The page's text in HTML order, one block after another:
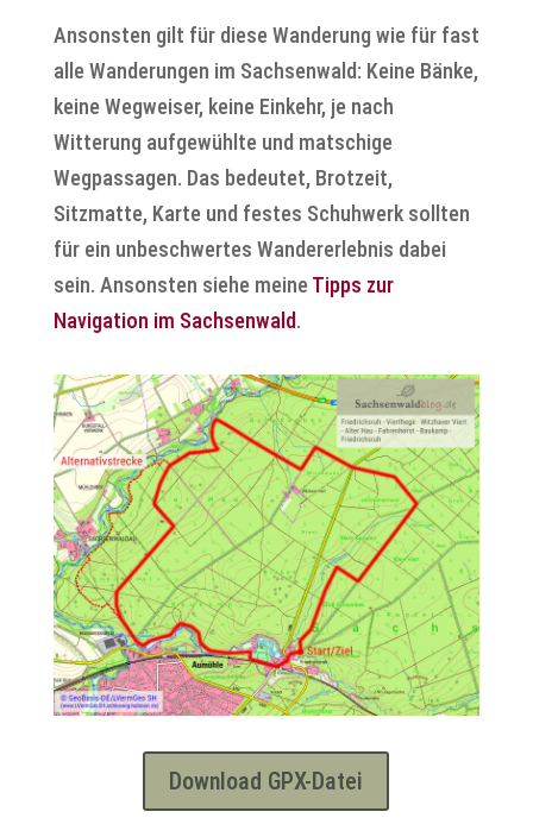
Ansonsten gilt für diese Wanderung wie für fast
alle Wanderungen im Sachsenwald: Keine Bänke,
keine Wegweiser, keine Einkehr, je nach
Witterung aufgewühlte und matschige
Wegpassagen. Das bedeutet, Brotzeit,
Sitzmatte, Karte und festes Schuhwerk sollten
für ein unbeschwertes Wandererlebnis dabei
sein. Ansonsten siehe meine Tipps zur
Navigation im Sachsenwald.
Download GPX-Datei